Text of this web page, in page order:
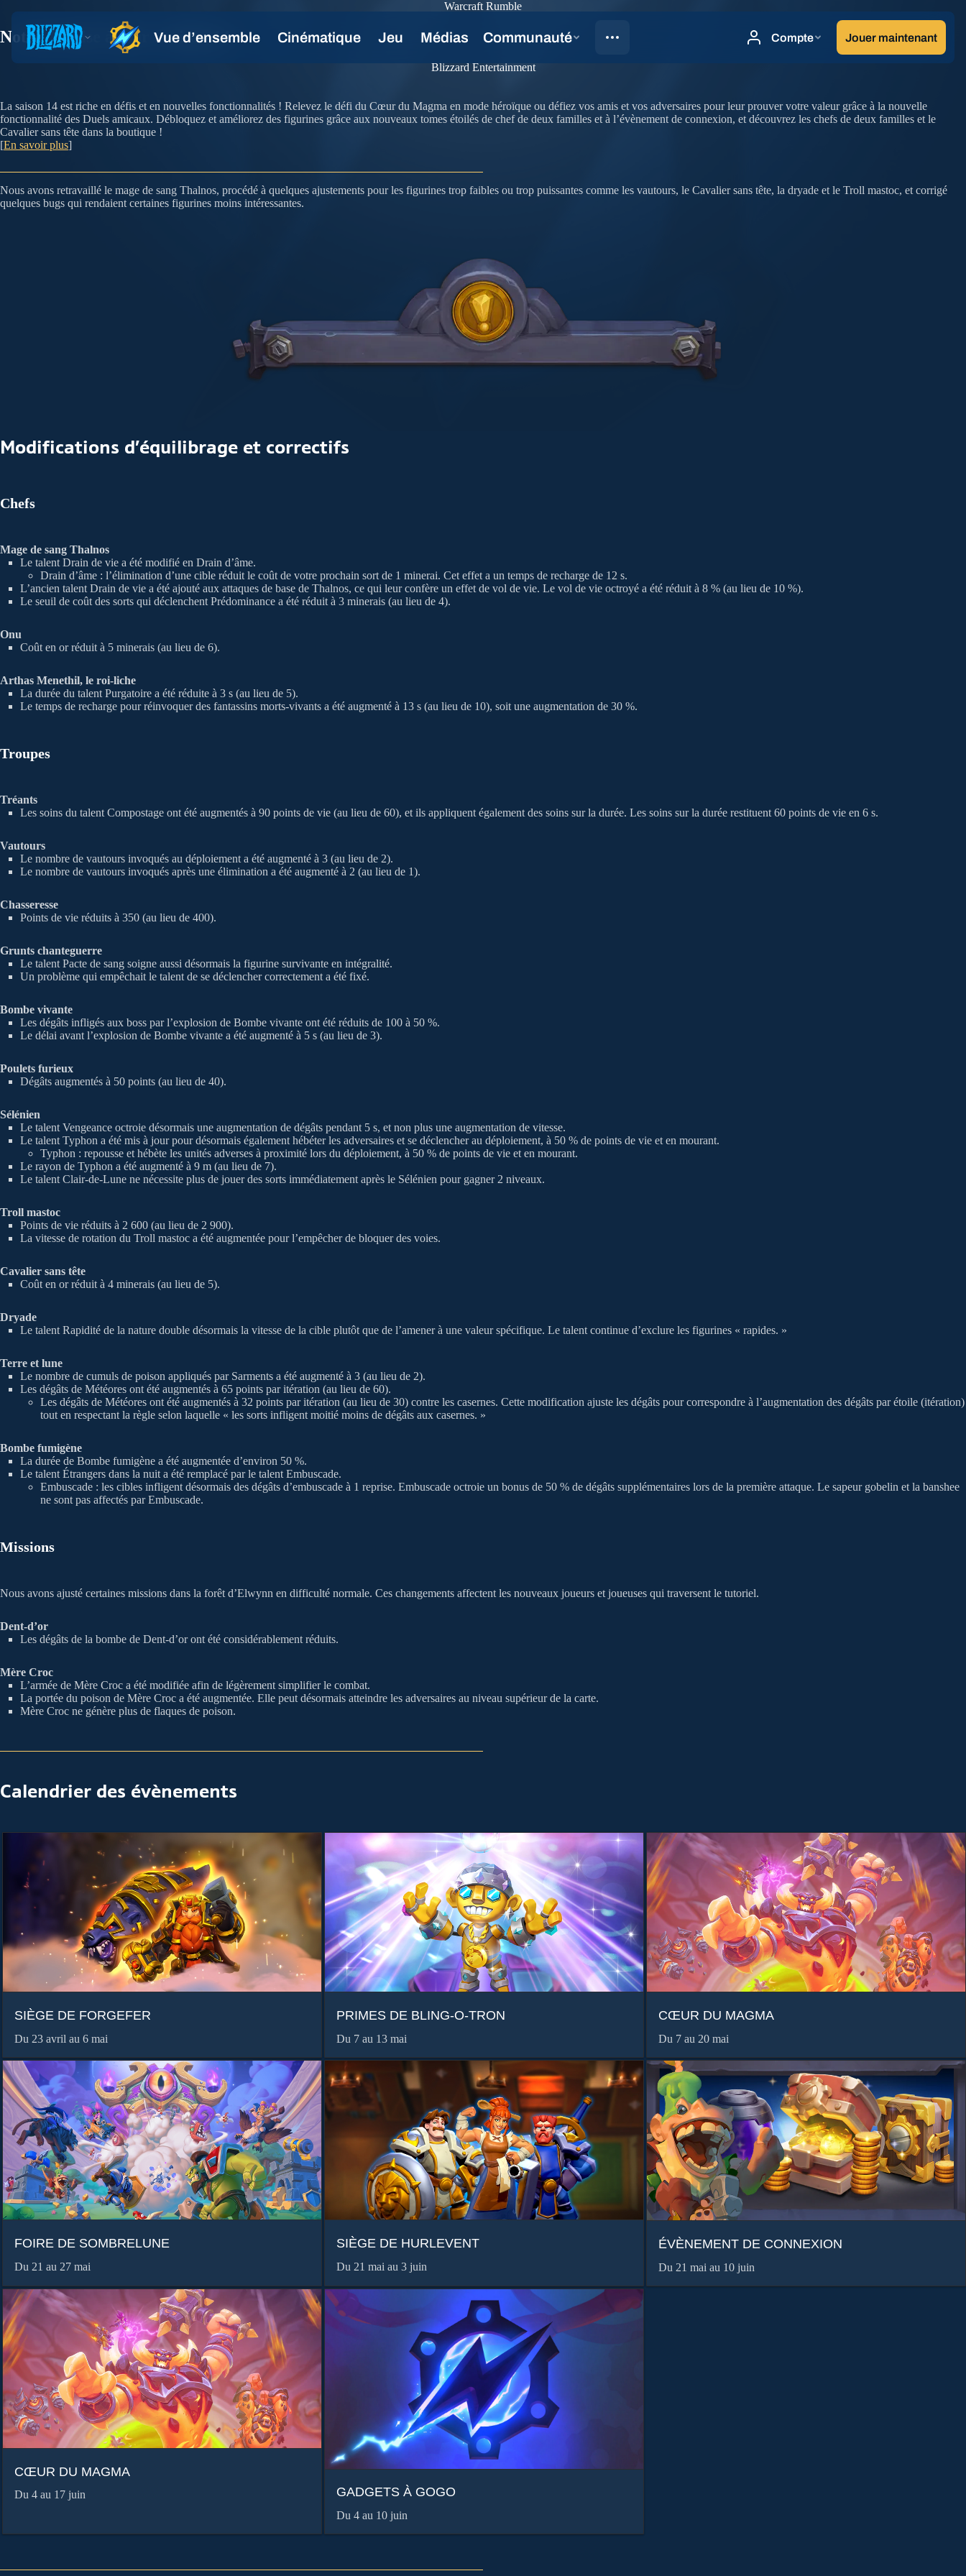
Warcraft Rumble
Notes de mise à jour : saison 14
Blizzard Entertainment
La saison 14 est riche en défis et en nouvelles fonctionnalités ! Relevez le défi du Cœur du Magma en mode héroïque ou défiez vos amis et vos adversaires pour leur prouver votre valeur grâce à la nouvelle
fonctionnalité des Duels amicaux. Débloquez et améliorez des figurines grâce aux nouveaux tomes étoilés de chef de deux familles et à l’évènement de connexion, et découvrez les chefs de deux familles et le
Cavalier sans tête dans la boutique !
[En savoir plus]
Nous avons retravaillé le mage de sang Thalnos, procédé à quelques ajustements pour les figurines trop faibles ou trop puissantes comme les vautours, le Cavalier sans tête, la dryade et le Troll mastoc, et corrigé
quelques bugs qui rendaient certaines figurines moins intéressantes.
Modifications d’équilibrage et correctifs
Chefs
Mage de sang Thalnos
Le talent Drain de vie a été modifié en Drain d’âme.
Drain d’âme : l’élimination d’une cible réduit le coût de votre prochain sort de 1 minerai. Cet effet a un temps de recharge de 12 s.
L’ancien talent Drain de vie a été ajouté aux attaques de base de Thalnos, ce qui leur confère un effet de vol de vie. Le vol de vie octroyé a été réduit à 8 % (au lieu de 10 %).
Le seuil de coût des sorts qui déclenchent Prédominance a été réduit à 3 minerais (au lieu de 4).
Onu
Coût en or réduit à 5 minerais (au lieu de 6).
Arthas Menethil, le roi-liche
La durée du talent Purgatoire a été réduite à 3 s (au lieu de 5).
Le temps de recharge pour réinvoquer des fantassins morts-vivants a été augmenté à 13 s (au lieu de 10), soit une augmentation de 30 %.
Troupes
Tréants
Les soins du talent Compostage ont été augmentés à 90 points de vie (au lieu de 60), et ils appliquent également des soins sur la durée. Les soins sur la durée restituent 60 points de vie en 6 s.
Vautours
Le nombre de vautours invoqués au déploiement a été augmenté à 3 (au lieu de 2).
Le nombre de vautours invoqués après une élimination a été augmenté à 2 (au lieu de 1).
Chasseresse
Points de vie réduits à 350 (au lieu de 400).
Grunts chanteguerre
Le talent Pacte de sang soigne aussi désormais la figurine survivante en intégralité.
Un problème qui empêchait le talent de se déclencher correctement a été fixé.
Bombe vivante
Les dégâts infligés aux boss par l’explosion de Bombe vivante ont été réduits de 100 à 50 %.
Le délai avant l’explosion de Bombe vivante a été augmenté à 5 s (au lieu de 3).
Poulets furieux
Dégâts augmentés à 50 points (au lieu de 40).
Sélénien
Le talent Vengeance octroie désormais une augmentation de dégâts pendant 5 s, et non plus une augmentation de vitesse.
Le talent Typhon a été mis à jour pour désormais également hébéter les adversaires et se déclencher au déploiement, à 50 % de points de vie et en mourant.
Typhon : repousse et hébète les unités adverses à proximité lors du déploiement, à 50 % de points de vie et en mourant.
Le rayon de Typhon a été augmenté à 9 m (au lieu de 7).
Le talent Clair-de-Lune ne nécessite plus de jouer des sorts immédiatement après le Sélénien pour gagner 2 niveaux.
Troll mastoc
Points de vie réduits à 2 600 (au lieu de 2 900).
La vitesse de rotation du Troll mastoc a été augmentée pour l’empêcher de bloquer des voies.
Cavalier sans tête
Coût en or réduit à 4 minerais (au lieu de 5).
Dryade
Le talent Rapidité de la nature double désormais la vitesse de la cible plutôt que de l’amener à une valeur spécifique. Le talent continue d’exclure les figurines « rapides. »
Terre et lune
Le nombre de cumuls de poison appliqués par Sarments a été augmenté à 3 (au lieu de 2).
Les dégâts de Météores ont été augmentés à 65 points par itération (au lieu de 60).
Les dégâts de Météores ont été augmentés à 32 points par itération (au lieu de 30) contre les casernes. Cette modification ajuste les dégâts pour correspondre à l’augmentation des dégâts par étoile (itération)
tout en respectant la règle selon laquelle « les sorts infligent moitié moins de dégâts aux casernes. »
Bombe fumigène
La durée de Bombe fumigène a été augmentée d’environ 50 %.
Le talent Étrangers dans la nuit a été remplacé par le talent Embuscade.
Embuscade : les cibles infligent désormais des dégâts d’embuscade à 1 reprise. Embuscade octroie un bonus de 50 % de dégâts supplémentaires lors de la première attaque. Le sapeur gobelin et la banshee
ne sont pas affectés par Embuscade.
Missions
Nous avons ajusté certaines missions dans la forêt d’Elwynn en difficulté normale. Ces changements affectent les nouveaux joueurs et joueuses qui traversent le tutoriel.
Dent-d’or
Les dégâts de la bombe de Dent-d’or ont été considérablement réduits.
Mère Croc
L’armée de Mère Croc a été modifiée afin de légèrement simplifier le combat.
La portée du poison de Mère Croc a été augmentée. Elle peut désormais atteindre les adversaires au niveau supérieur de la carte.
Mère Croc ne génère plus de flaques de poison.
Calendrier des évènements
SIÈGE DE FORGEFER
Du 23 avril au 6 mai
PRIMES DE BLING-O-TRON
Du 7 au 13 mai
CŒUR DU MAGMA
Du 7 au 20 mai
FOIRE DE SOMBRELUNE
Du 21 au 27 mai
SIÈGE DE HURLEVENT
Du 21 mai au 3 juin
ÉVÈNEMENT DE CONNEXION
Du 21 mai au 10 juin
CŒUR DU MAGMA
Du 4 au 17 juin GADGETS À GOGO
Du 4 au 10 juin